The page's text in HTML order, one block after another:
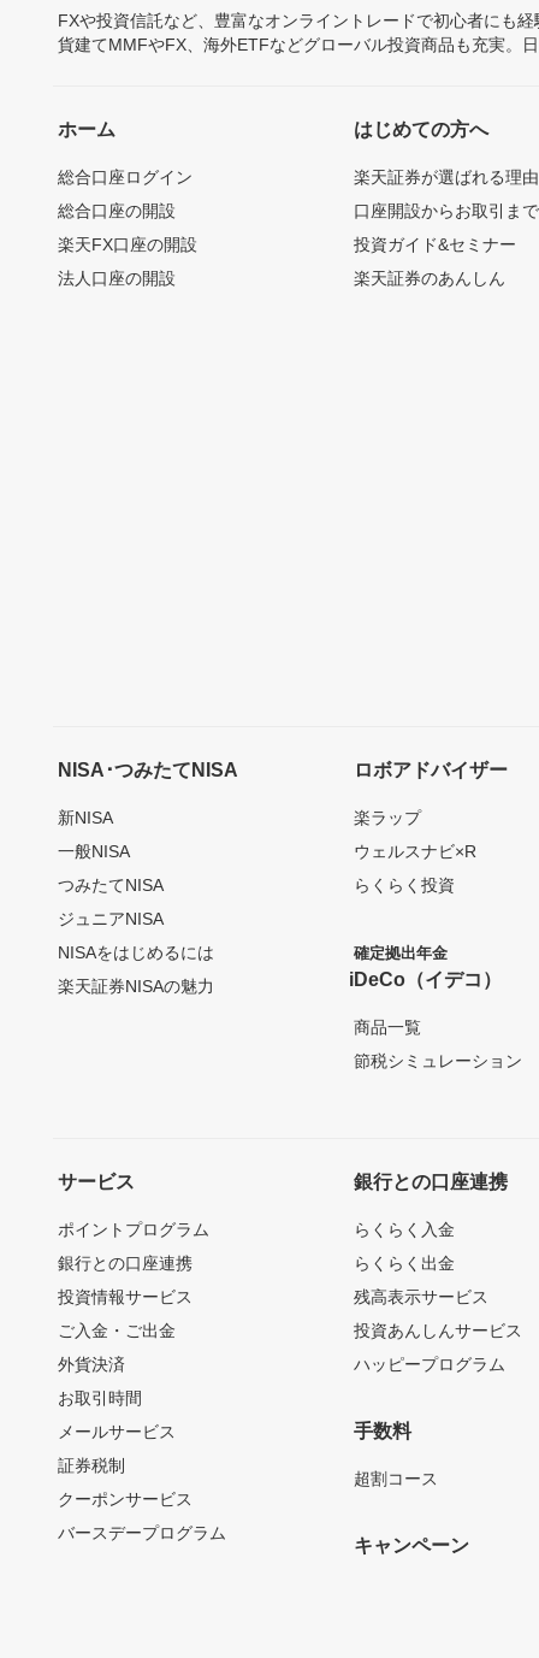
FXや投資信託など、豊富なオンライントレードで初心者にも
貨建てMMFやFX、海外ETFなどグローバル投資商品も充実。
ホーム
総合口座ログイン
総合口座の開設
楽天FX口座の開設
法人口座の開設
はじめての方へ
楽天証券が選ばれる理由
口座開設からお取引ま
投資ガイド&セミナー
楽天証券のあんしん
NISA･つみたてNISA
新NISA
一般NISA
つみたてNISA
ジュニアNISA
NISAをはじめるには
楽天証券NISAの魅力
ロボアドバイザー
楽ラップ
ウェルスナビ×R
らくらく投資
確定拠出年金
iDeCo（イデコ）
商品一覧
節税シミュレーション
サービス
ポイントプログラム
銀行との口座連携
投資情報サービス
ご入金・ご出金
外貨決済
お取引時間
メールサービス
証券税制
クーポンサービス
バースデープログラム
銀行との口座連携
らくらく入金
らくらく出金
残高表示サービス
投資あんしんサービス
ハッピープログラム
手数料
超割コース
キャンペーン